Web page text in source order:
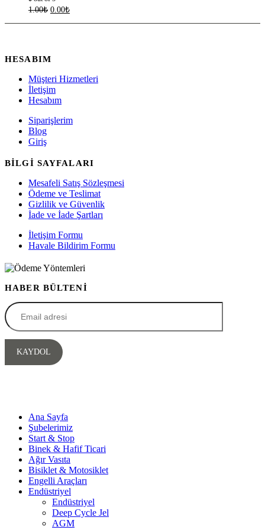
1.00₺ 0.00₺
HESABIM
Müşteri Hizmetleri
İletişim
Hesabım
Siparişlerim
Blog
Giriş
BİLGİ SAYFALARI
Mesafeli Satış Sözleşmesi
Ödeme ve Teslimat
Gizlilik ve Güvenlik
İade ve İade Şartları
İletişim Formu
Havale Bildirim Formu
HABER BÜLTENİ
Ana Sayfa
Şubelerimiz
Start & Stop
Binek & Hafif Ticari
Ağır Vasıta
Bisiklet & Motosiklet
Engelli Araçları
Endüstriyel
Endüstriyel
Deep Cycle Jel
AGM